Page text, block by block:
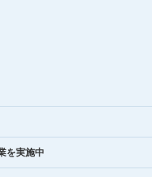
を実施中